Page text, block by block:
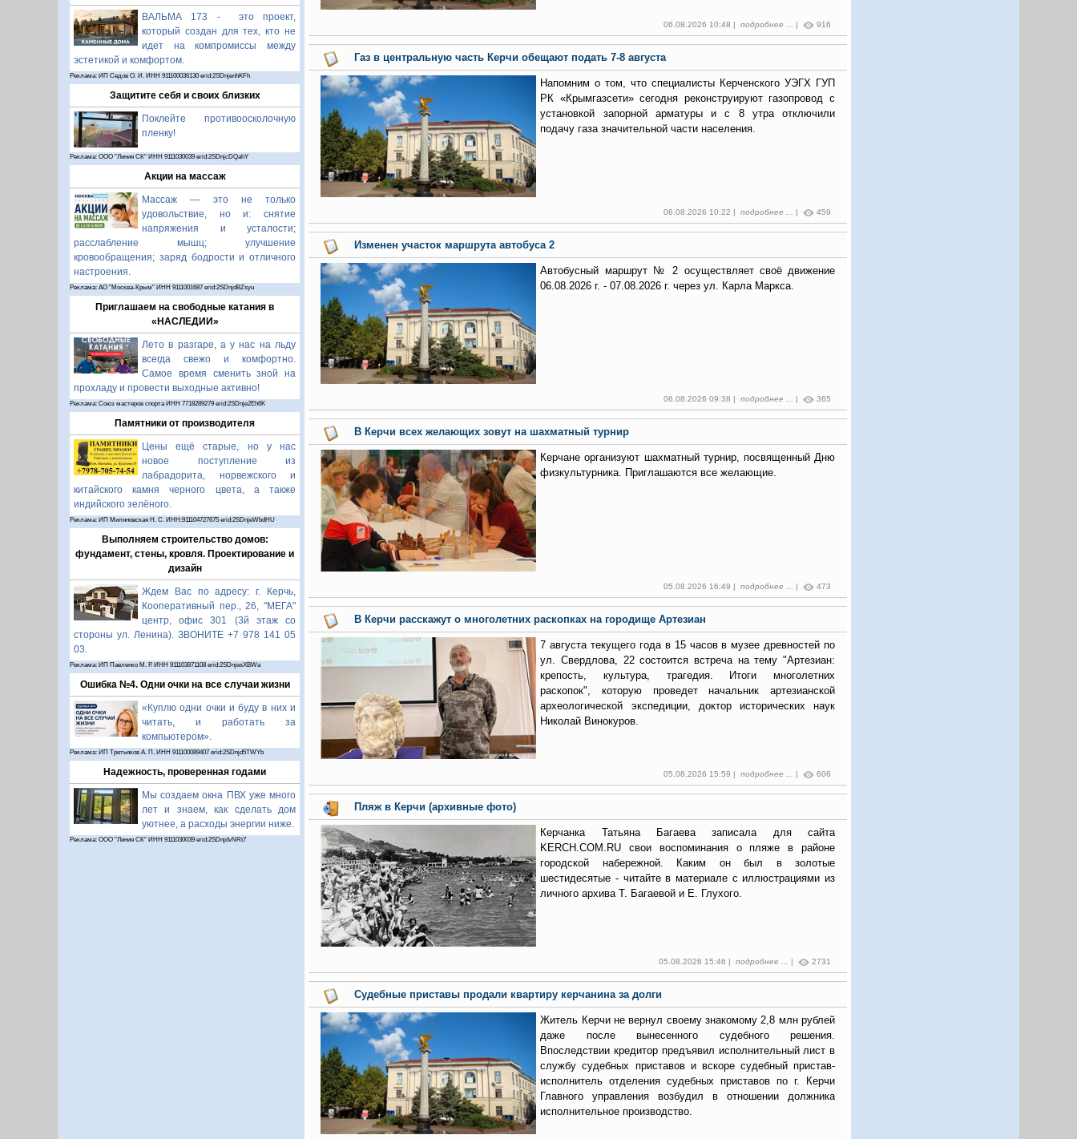
ВАЛЬМА 173 - это проект,
который создан для тех, кто не
идет на компромиссы между
эстетикой и комфортом.
Реклама: ИП Седов О. И. ИНН 911100036130 erid:2SDnjenhKFh
Защитите себя и своих близких
Поклейте противоосколочную
пленку!
Реклама: ООО "Линия СК" ИНН 9111030039 erid:2SDnjcDQahY
Акции на массаж
Массаж — это не только
удовольствие, но и: снятие
напряжения и усталости;
расслабление мышц; улучшение
кровообращения; заряд бодрости и отличного
настроения.
Реклама: АО "Москва-Крым" ИНН 9111001687 erid:2SDnjdBZsyu
Приглашаем на свободные катания в
«НАСЛЕДИИ»
Лето в разгаре, а у нас на льду
всегда свежо и комфортно.
Самое время сменить зной на
прохладу и провести выходные активно!
Реклама: Союз мастеров спорта ИНН 7718289279 erid:2SDnje2Eh6K
Памятники от производителя
Цены ещё старые, но у нас
новое поступление из
лабрадорита, норвежского и
китайского камня черного цвета, а также
индийского зелёного.
Реклама: ИП Миляновская Н. С. ИНН:911104727675 erid:2SDnjeWbdHU
Выполняем строительство домов:
фундамент, стены, кровля. Проектирование и
дизайн
Ждем Вас по адресу: г. Керчь,
Кооперативный пер., 26, "МЕГА"
центр, офис 301 (3й этаж со
стороны ул. Ленина). ЗВОНИТЕ +7 978 141 05
03.
Реклама: ИП Павленко М. Р. ИНН 911103871108 erid:2SDnjesXBWa
Ошибка №4. Одни очки на все случаи жизни
«Куплю одни очки и буду в них и
читать, и работать за
компьютером».
Реклама: ИП Третьяков А. П. ИНН 911100089407 erid:2SDnjd5TWYb
Надежность, проверенная годами
Мы создаем окна ПВХ уже много
лет и знаем, как сделать дом
уютнее, а расходы энергии ниже.
Реклама: ООО "Линия СК" ИНН 9111030039 erid:2SDnjdvNRt7
06.08.2026 10:48 | подробнее ... | 916
Газ в центральную часть Керчи обещают подать 7-8 августа
Напомним о том, что специалисты Керченского УЭГХ ГУП
РК «Крымгазсети» сегодня реконструируют газопровод с
установкой запорной арматуры и с 8 утра отключили
подачу газа значительной части населения.
06.08.2026 10:22 | подробнее ... | 459
Изменен участок маршрута автобуса 2
Автобусный маршрут № 2 осуществляет своё движение
06.08.2026 г. - 07.08.2026 г. через ул. Карла Маркса.
06.08.2026 09:38 | подробнее ... 365
В Керчи всех желающих зовут на шахматный турнир
Керчане организуют шахматный турнир, посвященный Дню
физкультурника. Приглашаются все желающие.
05.08.2026 16:49 | подробнее ... | 473
В Керчи расскажут о многолетних раскопках на городище Артезиан
7 августа текущего года в 15 часов в музее древностей по
ул. Свердлова, 22 состоится встреча на тему "Артезиан:
крепость, культура, трагедия. Итоги многолетних
раскопок", которую проведет начальник артезианской
археологической экспедиции, доктор исторических наук
Николай Винокуров.
05.08.2026 15:59 | подробнее ... | 606
Пляж в Керчи (архивные фото)
Керчанка Татьяна Багаева записала для сайта
KERCH.COM.RU свои воспоминания о пляже в районе
городской набережной. Каким он был в золотые
шестидесятые - читайте в материале с иллюстрациями из
личного архива Т. Багаевой и Е. Глухого.
05.08.2026 15:46 | подробнее ... | 2731
Судебные приставы продали квартиру керчанина за долги
Житель Керчи не вернул своему знакомому 2,8 млн рублей
даже после вынесенного судебного решения.
Впоследствии кредитор предъявил исполнительный лист в
службу судебных приставов и вскоре судебный пристав-
исполнитель отделения судебных приставов по г. Керчи
Главного управления возбудил в отношении должника
исполнительное производство.